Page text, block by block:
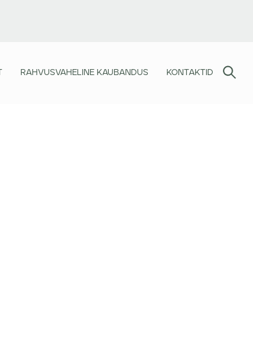
RAHVUSVAHELINE KAUBANDUS KONTAKTID